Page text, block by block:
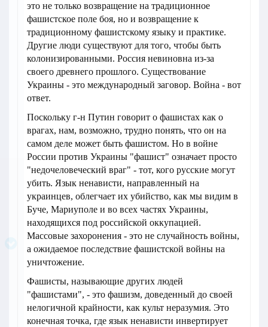
это не только возвращение на традиционное
фашистское поле боя, но и возвращение к
традиционному фашистскому языку и практике.
Другие люди существуют для того, чтобы быть
колонизированными. Россия невиновна из-за
своего древнего прошлого. Существование
Украины - это международный заговор. Война - вот
ответ.
Поскольку г-н Путин говорит о фашистах как о
врагах, нам, возможно, трудно понять, что он на
самом деле может быть фашистом. Но в войне
России против Украины "фашист" означает просто
"недочеловеческий враг" - тот, кого русские могут
убить. Язык ненависти, направленный на
украинцев, облегчает их убийство, как мы видим в
Буче, Мариуполе и во всех частях Украины,
находящихся под российской оккупацией.
Массовые захоронения - это не случайность войны,
а ожидаемое последствие фашистской войны на
уничтожение.
Фашисты, называющие других людей
"фашистами", - это фашизм, доведенный до своей
нелогичной крайности, как культ неразумия. Это
конечная точка, где язык ненависти инвертирует